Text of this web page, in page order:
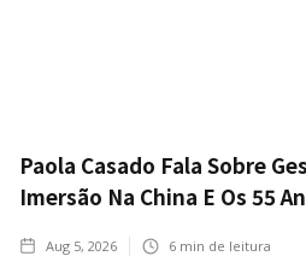
Paola Casado Fala Sobre
Imersão Na China E Os 55
Aug 5, 2026 6 min de leitura